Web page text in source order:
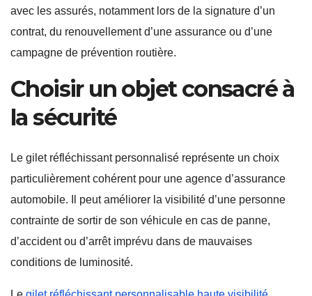
avec les assurés, notamment lors de la signature d’un
contrat, du renouvellement d’une assurance ou d’une
campagne de prévention routière.
Choisir un objet consacré à
la sécurité
Le gilet réfléchissant personnalisé représente un choix
particulièrement cohérent pour une agence d’assurance
automobile. Il peut améliorer la visibilité d’une personne
contrainte de sortir de son véhicule en cas de panne,
d’accident ou d’arrêt imprévu dans de mauvaises
conditions de luminosité.